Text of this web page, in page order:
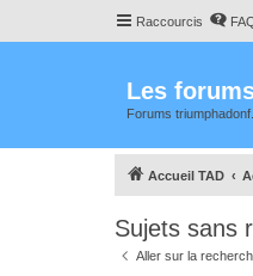
Raccourcis
Les
Forums
Accueil TAD
Sujets sans
Aller sur la